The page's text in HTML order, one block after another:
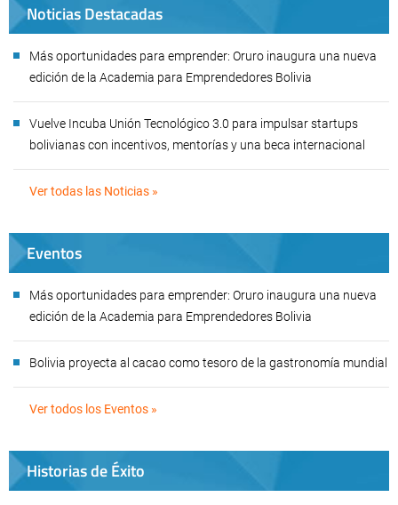
Noticias Destacadas
Más oportunidades para emprender: Oruro inaugura una nueva
edición de la Academia para Emprendedores Bolivia
Vuelve Incuba Unión Tecnológico 3.0 para impulsar startups
bolivianas con incentivos, mentorías y una beca internacional
Ver todas las Noticias »
Eventos
Más oportunidades para emprender: Oruro inaugura una nueva
edición de la Academia para Emprendedores Bolivia
Bolivia proyecta al cacao como tesoro de la gastronomía mundial
Ver todos los Eventos »
Historias de Éxito